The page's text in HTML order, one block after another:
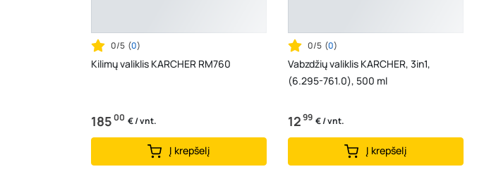
0/5 (0)
Kilimų valiklis KARCHER RM760
18500 € / vnt.
Į krepšelį
0/5 (0)
Vabzdžių valiklis KARCHER, 3in1,
(6.295-761.0), 500 ml
1299 € / vnt.
Į krepšelį